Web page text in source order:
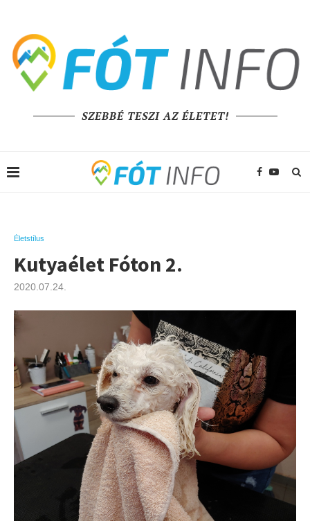
SZEBBÉ TESZI AZ ÉLETET!
Életstílus
Kutyaélet Fóton 2.
2020.07.24.